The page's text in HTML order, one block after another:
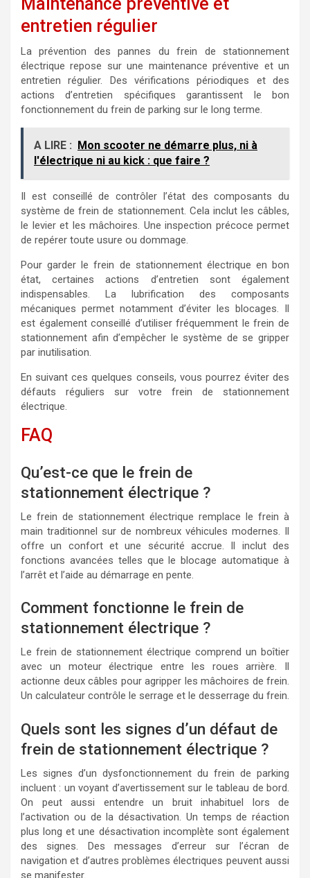
entretien régulier
La prévention des pannes du frein de stationnement
électrique repose sur une maintenance préventive et un
entretien régulier. Des vérifications périodiques et des
actions d’entretien spécifiques garantissent le bon
fonctionnement du frein de parking sur le long terme.
A LIRE :
Mon scooter ne démarre plus, ni à
l'électrique ni au kick : que faire ?
Il est conseillé de contrôler l’état des composants du
système de frein de stationnement. Cela inclut les câbles,
le levier et les mâchoires. Une inspection précoce permet
de repérer toute usure ou dommage.
Pour garder le frein de stationnement électrique en bon
état, certaines actions d’entretien sont également
indispensables. La lubrification des composants
mécaniques permet notamment d’éviter les blocages. Il
est également conseillé d’utiliser fréquemment le frein de
stationnement afin d’empêcher le système de se gripper
par inutilisation.
En suivant ces quelques conseils, vous pourrez éviter des
défauts réguliers sur votre frein de stationnement
électrique.
FAQ
Qu’est-ce que le frein de
stationnement électrique ?
Le frein de stationnement électrique remplace le frein à
main traditionnel sur de nombreux véhicules modernes. Il
offre un confort et une sécurité accrue. Il inclut des
fonctions avancées telles que le blocage automatique à
l’arrêt et l’aide au démarrage en pente.
Comment fonctionne le frein de
stationnement électrique ?
Le frein de stationnement électrique comprend un boîtier
avec un moteur électrique entre les roues arrière. Il
actionne deux câbles pour agripper les mâchoires de frein.
Un calculateur contrôle le serrage et le desserrage du frein.
Quels sont les signes d’un défaut de
frein de stationnement électrique ?
Les signes d’un dysfonctionnement du frein de parking
incluent : un voyant d’avertissement sur le tableau de bord.
On peut aussi entendre un bruit inhabituel lors de
l’activation ou de la désactivation. Un temps de réaction
plus long et une désactivation incomplète sont également
des signes. Des messages d’erreur sur l’écran de
navigation et d’autres problèmes électriques peuvent aussi
se manifester.